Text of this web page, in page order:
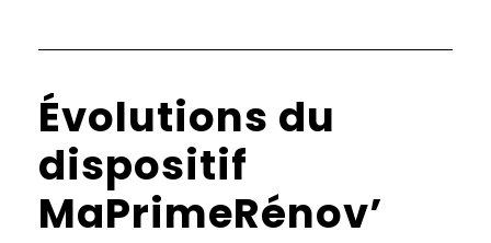
Évolutions du
dispositif
MaPrimeRénov’